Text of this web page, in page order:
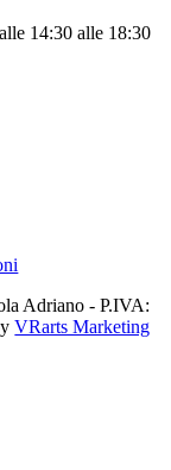
14:30 alle 18:30
Adriano - P.IVA:
VRarts Marketing